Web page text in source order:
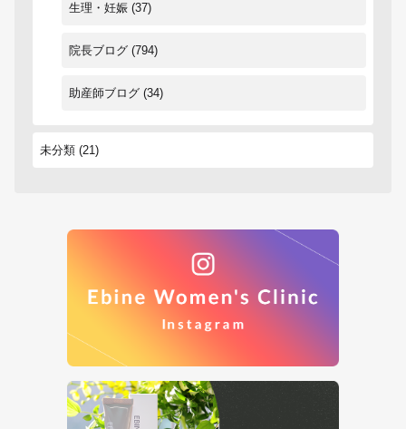
生理・妊娠 (37)
院長ブログ (794)
助産師ブログ (34)
未分類 (21)